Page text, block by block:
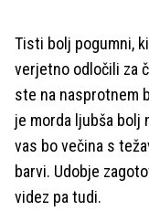
Tisti bolj pogumni,
verjetno odločili za
ste na nasprotnem
je morda ljubša bolj
vas bo večina s
barvi. Udobje
videz pa tudi.